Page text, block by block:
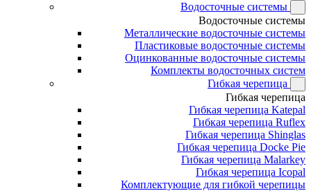
Водосточные системы
Водосточные системы
Металлические водосточные системы
Пластиковые водосточные системы
Оцинкованные водосточные системы
Комплекты водосточных систем
Гибкая черепица
Гибкая черепица
Гибкая черепица Katepal
Гибкая черепица Ruflex
Гибкая черепица Shinglas
Гибкая черепица Docke Pie
Гибкая черепица Malarkey
Гибкая черепица Icopal
Комплектующие для гибкой черепицы